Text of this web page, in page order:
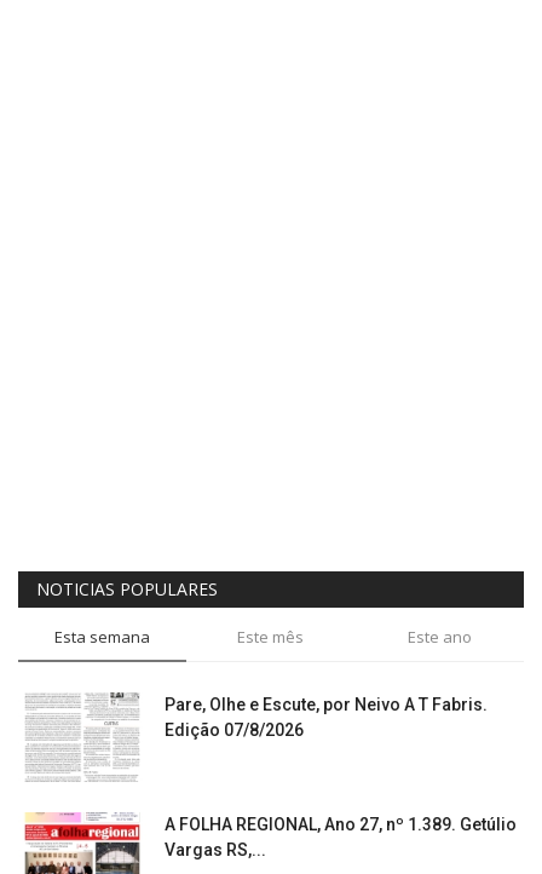
NOTICIAS POPULARES
Esta semana Este mês Este ano
Pare, Olhe e Escute, por Neivo A T Fabris.
Edição 07/8/2026
A FOLHA REGIONAL, Ano 27, nº 1.389. Getúlio
Vargas RS,...